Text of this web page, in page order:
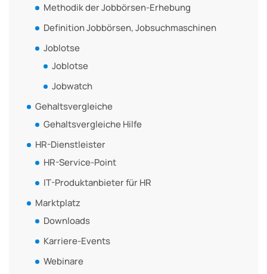
Methodik der Jobbörsen-Erhebung
Definition Jobbörsen, Jobsuchmaschinen
Joblotse
Joblotse
Jobwatch
Gehaltsvergleiche
Gehaltsvergleiche Hilfe
HR-Dienstleister
HR-Service-Point
IT-Produktanbieter für HR
Marktplatz
Downloads
Karriere-Events
Webinare